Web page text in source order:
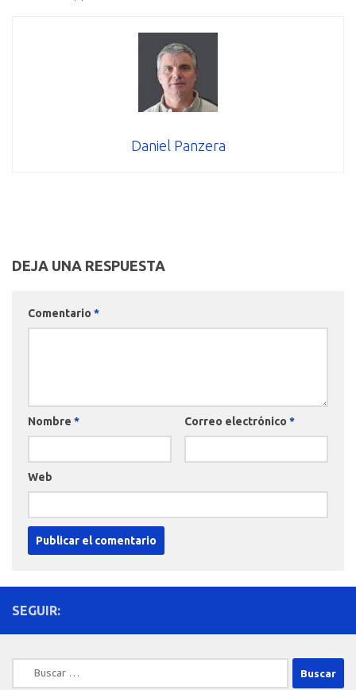
Daniel Panzera
DEJA UNA RESPUESTA
Comentario *
Nombre * Correo electrónico *
Web
SEGUIR:
Buscar: